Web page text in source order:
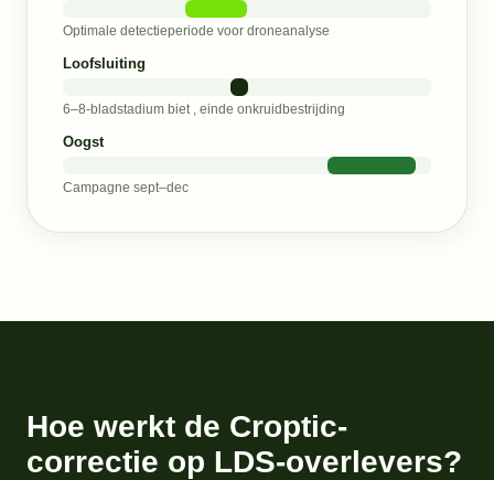
Optimale detectieperiode voor droneanalyse
Loofsluiting
6–8-bladstadium biet , einde onkruidbestrijding
Oogst
Campagne sept–dec
Hoe werkt de Croptic-
correctie op LDS-overlevers?